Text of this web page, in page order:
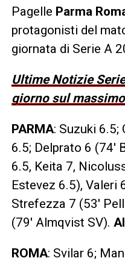
Pagelle Parma
protagonisti del
giornata di Serie A
Ultime Notizie
giorno sul
PARMA: Suzuki 6.5;
6.5; Delprato 6 (74′
6.5, Keita 7,
Estevez 6.5), Valeri
Strefezza 7 (53′
(79′ Almqvist SV).
ROMA: Svilar 6;